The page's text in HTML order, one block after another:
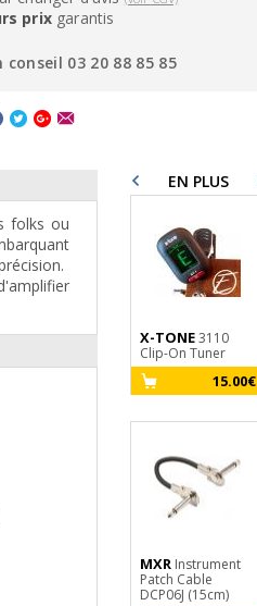
prix garantis
conseil 03 20 88 85 85
folks ou
EN PLUS
X-TONE3110
Clip-On Tuner
15.00€
MXRInstrument
Patch Cable
DCP06J (15cm)